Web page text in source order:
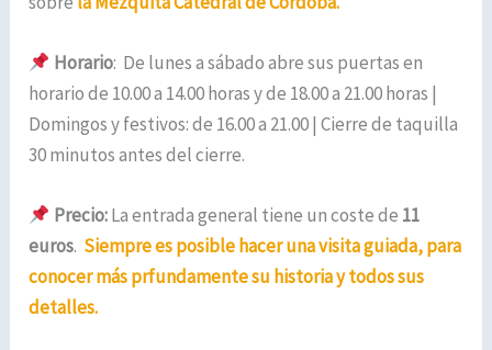
Horario: De lunes a sábado abre sus puertas en
horario de 10.00 a 14.00 horas y de 18.00 a 21.00 horas |
Domingos y festivos: de 16.00 a 21.00 | Cierre de taquilla
30 minutos antes del cierre.
Precio:La entrada general tiene un coste de 11
euros. Siempre es posible hacer una visita guiada, para
conocer más prfundamente su historia y todos sus
detalles.